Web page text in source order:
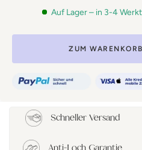
Auf Lager – in 3-4
ZUM
Schneller Versand
Anti-Loch Garantie